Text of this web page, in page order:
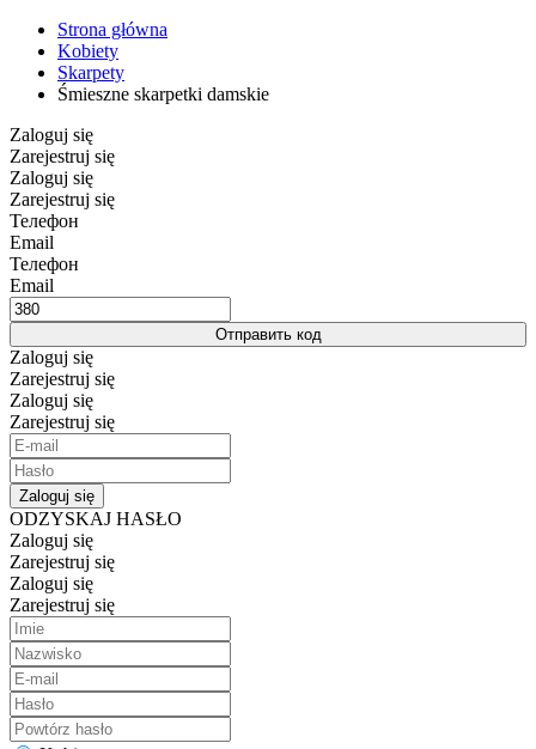
Strona główna
Kobiety
Skarpety
Śmieszne skarpetki damskie
Zaloguj się
Zarejestruj się
Zaloguj się
Zarejestruj się
Телефон
Email
Телефон
Email
Отправить код
Zaloguj się
Zarejestruj się
Zaloguj się
Zarejestruj się
Zaloguj się
ODZYSKAJ HASŁO
Zaloguj się
Zarejestruj się
Zaloguj się
Zarejestruj się